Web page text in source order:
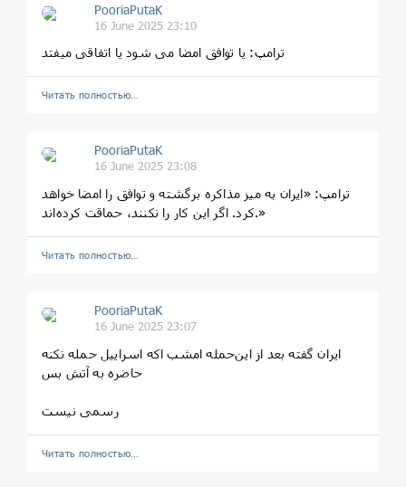
PooriaPutaK
16 June 2025 23:10
ترامپ: یا توافق امضا می شود یا اتفاقی میفتد
Читать полностью…
PooriaPutaK
16 June 2025 23:08
ترامپ: «ایران به میز مذاکره برگشته و توافق را امضا خواهد
کرد. اگر این کار را نکنند، حماقت کرده‌اند.»
Читать полностью…
PooriaPutaK
16 June 2025 23:07
ایران گفته بعد از این‌حمله امشب اکه اسراییل حمله نکنه
حاضره به آتش بس
رسمی نیست
Читать полностью…